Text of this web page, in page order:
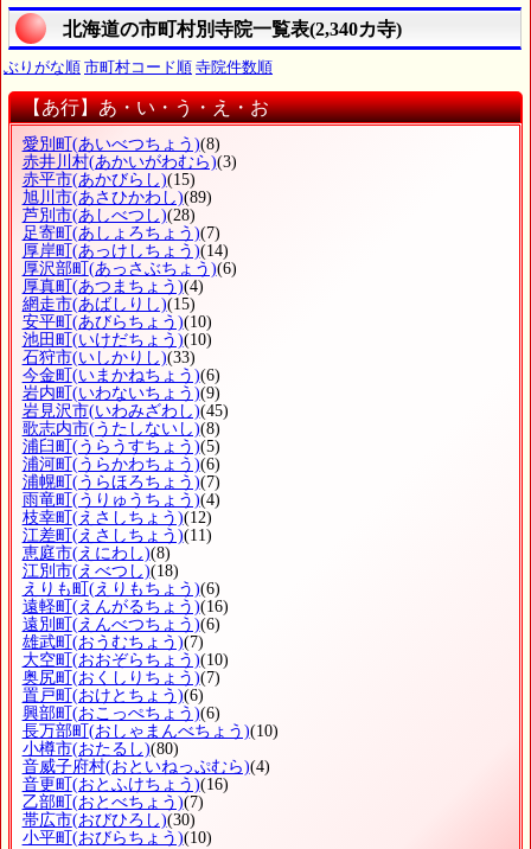
北海道の市町村別寺院一覧表(2,340カ寺)
ぶりがな順 市町村コード順 寺院件数順
【あ行】あ・い・う・え・お
愛別町 (あいべつちょう)(8)
赤井川村(あかいがわむら)(3)
赤平市(あかびらし)(15)
旭川市(あさひかわし)(89)
芦別市(あしべつし)(28)
足寄町 (あしょろちょう)(7)
厚岸町 (あっけしちょう)(14)
厚沢部町 (あっさぶちょう)(6)
厚真町 (あつまちょう)(4)
網走市(あばしりし)(15)
安平町 (あびらちょう)(10)
池田町 (いけだちょう)(10)
石狩市(いしかりし)(33)
今金町 (いまかねちょう)(6)
岩内町 (いわないちょう)(9)
岩見沢市(いわみざわし)(45)
歌志内市(うたしないし)(8)
浦臼町 (うらうすちょう)(5)
浦河町 (うらかわちょう)(6)
浦幌町 (うらほろちょう)(7)
雨竜町 (うりゅうちょう)(4)
枝幸町 (えさしちょう)(12)
江差町 (えさしちょう)(11)
恵庭市(えにわし)(8)
江別市(えべつし)(18)
えりも町 (えりもちょう)(6)
遠軽町 (えんがるちょう)(16)
遠別町 (えんべつちょう)(6)
雄武町 (おうむちょう)(7)
大空町 (おおぞらちょう)(10)
奥尻町 (おくしりちょう)(7)
置戸町 (おけとちょう)(6)
興部町 (おこっぺちょう)(6)
長万部町 (おしゃまんべちょう)(10)
小樽市(おたるし)(80)
音威子府村(おといねっぷむら)(4)
音更町 (おとふけちょう)(16)
乙部町 (おとべちょう)(7)
帯広市(おびひろし)(30)
小平町 (おびらちょう)(10)